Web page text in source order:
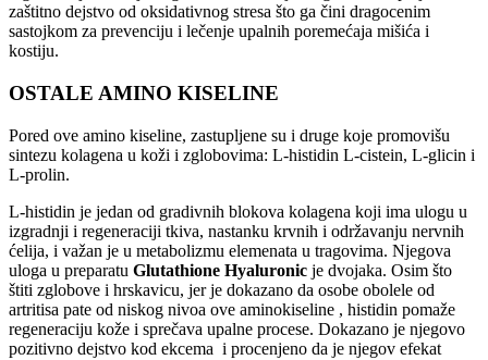
zaštitno dejstvo od oksidativnog stresa što ga čini dragocenim
sastojkom za prevenciju i lečenje upalnih poremećaja mišića i
kostiju.
OSTALE AMINO KISELINE
Pored ove amino kiseline, zastupljene su i druge koje promovišu
sintezu kolagena u koži i zglobovima: L-histidin L-cistein, L-glicin i
L-prolin.
L-histidin je jedan od gradivnih blokova kolagena koji ima ulogu u
izgradnji i regeneraciji tkiva, nastanku krvnih i održavanju nervnih
ćelija, i važan je u metabolizmu elemenata u tragovima. Njegova
uloga u preparatu Glutathione Hyaluronic je dvojaka. Osim što
štiti zglobove i hrskavicu, jer je dokazano da osobe obolele od
artritisa pate od niskog nivoa ove aminokiseline , histidin pomaže
regeneraciju kože i sprečava upalne procese. Dokazano je njegovo
pozitivno dejstvo kod ekcema i procenjeno da je njegov efekat